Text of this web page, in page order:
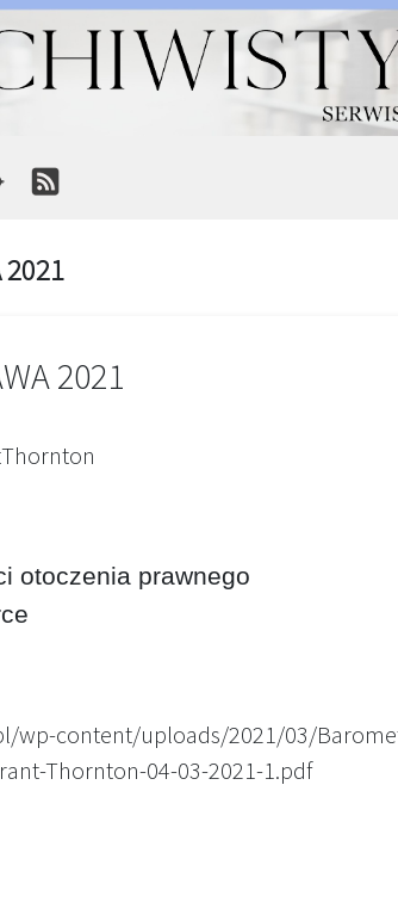
2021
2021
otoczenia prawnego
wp-content/uploads/2021/03/
Thornton-04-03-2021-1.pdf